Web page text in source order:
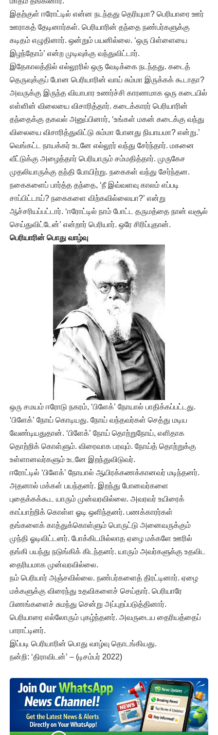
இதற்குள் ஈரோட்டில் என்ன நடந்தது தெரியுமா? பெரியாரை ஊர்
ஊராகத் தேடினார்கள். பெரியாரின் தந்தை நண்பர்களுக்கு
கடிதம் எழுதினார். ஒன்றும் பயனில்லை. ‘ஒரு பிள்ளையை
இழந்தோம்’ என்ற முடிவுக்கு வந்துவிட்டார்.
இதேகாலத்தில் எல்லூரில் ஒரு வேடிக்கை நடந்தது. கடைத்
தெருவுக்குப் போன பெரியாரின் வாய் சும்மா இருக்கக் கூடாதா?
அவருக்கு இருந்த வியாபார உணர்ச்சி காரணமாக ஒரு கடையில்
எள்ளின் விலையை விசாரித்தார். கடைக்காரர் பெரியாரின்
தந்தைக்கு தகவல் அனுப்பினார், ‘உங்கள் மகன் கடைக்கு வந்து
விலையை விசாரித்துவிட்டு சும்மா போனது நியாயமா? என்று.’
வெங்கட்ட நாயக்கர் உடனே எல்லூர் வந்து சேர்ந்தார். மகனை
வீட்டுக்கு அழைத்தார் பெரியாரும் சம்மதித்தார். முருகேச
முதலியாருக்கு தந்தி போயிற்று. நகைகள் வந்து சேர்ந்தன.
நகைகளைப் பார்த்த தந்தை, ‘நீ இவ்வளவு காலம் எப்படி
சாப்பிட்டாய்? நகைகளை விற்கவில்லையா?’ என்று
ஆச்சரியப்பட்டார். ‘ஈரோட்டில் நாம் போட்ட தருமத்தை நான் வசூல்
செய்துவிட்டேன்’ என்றார் பெரியார். ஒரே சிரிப்புதான்.
பெரியாரின் பொது வாழ்வு
ஒரு சமயம் ஈரோடு நகரம், ‘பிளேக்’ நோயால் பாதிக்கப்பட்டது.
‘பிளேக்’ நோய் கொடியது. நோய் வந்தவர்கள் செத்து மடிய
வேண்டியதுதான். ‘பிளேக்’ நோய் தொற்றுநோய், எளிதாக
தொற்றிக் கொள்ளும். விரைவாக பரவும். நோய்த் தொற்றுக்கு
உள்ளானவர்களும் உடனே இறந்துவிடுவர்.
ஈரோட்டில் ‘பிளேக்’ நோயால் ஆயிரக்கணக்கானவர் மடிந்தனர்.
அதனால் மக்கள் பயந்தனர். இறந்து போனவர்களை
புதைக்கக்கூட யாரும் முன்வரவில்லை. அவரவர் உயிரைக்
காப்பாற்றிக் கொள்ள ஓடி ஒளிந்தனர். பணக்காரர்கள்
தங்களைக் காத்துக்கொள்ளும் பொருட்டு அனைவருக்கும்
முந்தி ஓடிவிட்டனர். போக்கிடமில்லாத ஏழை மக்களே ஊரில்
தங்கி பயந்து நடுங்கிக் கிடந்தனர். யாரும் அவர்களுக்கு உதவிட
தைரியமாக முன்வரவில்லை.
நம் பெரியார் அஞ்சவில்லை. நண்பர்களைத் திரட்டினார். ஏழை
மக்களுக்கு விரைந்து உதவிகளைச் செய்தார். பெரியாரே
பிணங்களைச் சுமந்து சென்று அப்புறப்படுத்தினார்.
பெரியாரை எல்லோரும் புகழ்ந்தனர். அவருடைய தைரியத்தைப்
பாராட்டினர்.
இப்படி பெரியாரின் பொது வாழ்வு தொடங்கியது.
நன்றி: ‘திராவிடன்’ – (டிசம்பர் 2022)